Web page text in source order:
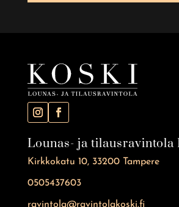
Lounas- ja tilausravintola
Kirkkokatu 10, 33200 Tampere
0505437603
ravintola@ravintolakoski.fi